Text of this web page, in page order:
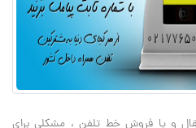
و یا فروش خط تلفن ، مشکلی برای